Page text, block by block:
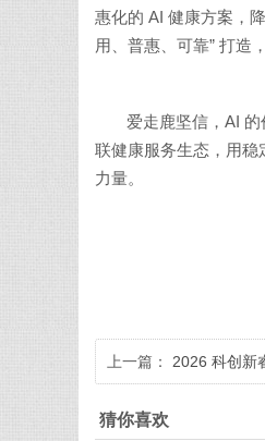
惠化的 AI 健康方案，
用、普惠、可靠” 打造
爱走鹿坚信，AI
联健康服务生态，用稳
力量。
上一篇： 2026 科创新
猜你喜欢